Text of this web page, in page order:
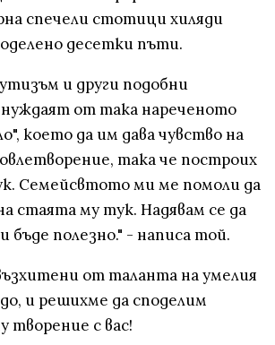
спечели стотици хиляди
десетки пъти.
и други подобни
нуждаят от така нареченото
което да им дава чувство на
така че построих
Семейсвтото ми ме помоли да
стаята му тук. Надявам се да
бъде полезно." - написа той.
от таланта на умелия
и решихме да споделим
творение с вас!